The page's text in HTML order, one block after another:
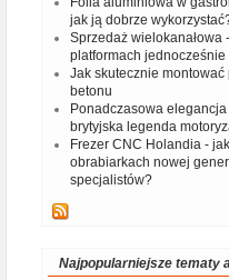
jak ją dobrze
Sprzedaż wielokanałowa
platformach jednocześnie
Jak skutecznie montować
betonu
Ponadczasowa
brytyjska legenda
Frezer CNC Holandia -
obrabiarkach nowej
specjalistów?
Najpopularniejsze tematy